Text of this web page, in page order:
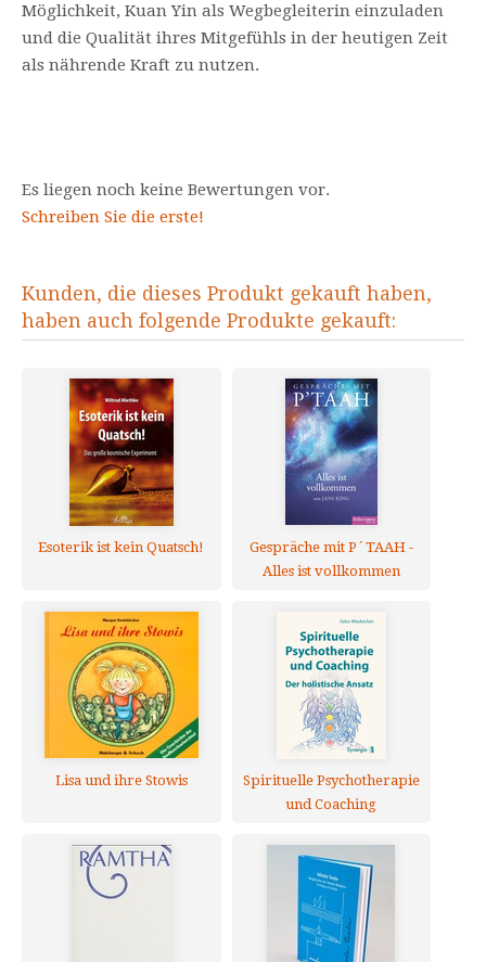
Möglichkeit, Kuan Yin als Wegbegleiterin einzuladen
und die Qualität ihres Mitgefühls in der heutigen Zeit
als nährende Kraft zu nutzen.
Es liegen noch keine Bewertungen vor.
Schreiben Sie die erste!
Kunden, die dieses Produkt gekauft haben,
haben auch folgende Produkte gekauft:
Esoterik ist kein Quatsch!
Gespräche mit P´TAAH -
Alles ist vollkommen
Lisa und ihre Stowis
Spirituelle Psychotherapie
und Coaching